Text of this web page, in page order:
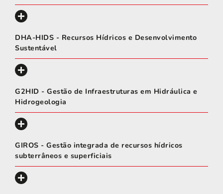
DHA-HIDS - Recursos Hídricos e Desenvolvimento
Sustentável
G2HID - Gestão de Infraestruturas em Hidráulica e
Hidrogeologia
GIROS - Gestão integrada de recursos hídricos
subterrâneos e superficiais